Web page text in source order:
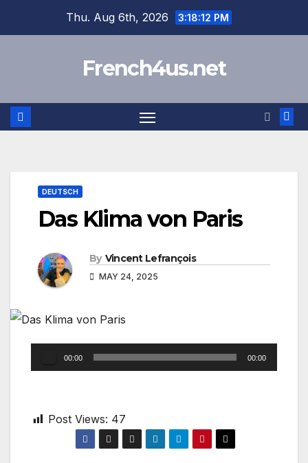
Thu. Aug 6th, 2026 3:18:12 PM
French4us.net
DEUTSCH
Das Klima von Paris
By Vincent Lefrançois
MAY 24, 2025
Player
00:00 00:00
Post Views: 47